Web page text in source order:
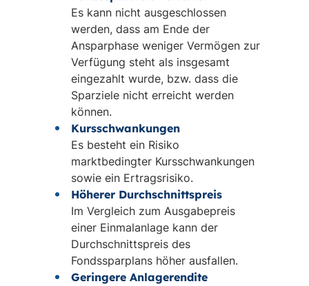
Es kann nicht ausgeschlossen
werden, dass am Ende der
Ansparphase weniger Vermögen zur
Verfügung steht als insgesamt
eingezahlt wurde, bzw. dass die
Sparziele nicht erreicht werden
können.
Kursschwankungen
Es besteht ein Risiko
marktbedingter Kursschwankungen
sowie ein Ertragsrisiko.
Höherer Durchschnittspreis
Im Vergleich zum Ausgabepreis
einer Einmalanlage kann der
Durchschnittspreis des
Fondssparplans höher ausfallen.
Geringere Anlagerendite